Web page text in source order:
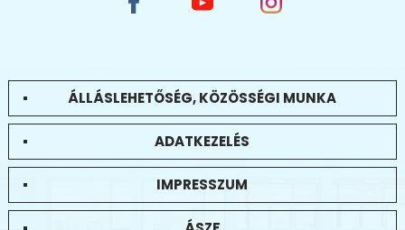
ÁLLÁSLEHETŐSÉG, KÖZÖSSÉGI MUNKA
ADATKEZELÉS
IMPRESSZUM